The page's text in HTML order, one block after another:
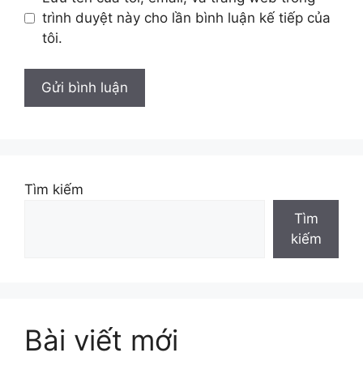
trình duyệt này cho lần bình luận kế tiếp của
tôi.
Tìm kiếm
Tìm
kiếm
Bài viết mới